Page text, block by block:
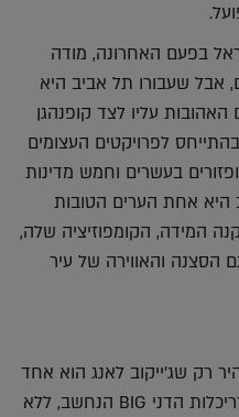
בפעם האחרונה, מודה
אבל שעבורו תל אביב היא
עליו לצד קופנהגן
לפרויקטים העצומים
בעשרים וחמש מדינות
היא אחת הערים הטובות
המידה, הקומפוזיציה שלה,
הסצנה והאווירה של עיר
רק שג'ייקוב לאנג הוא אחד
משבעה עשר שותפים משרד האדריכלות הדני BIG הנחשב, ללא